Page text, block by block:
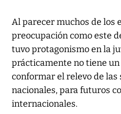
Al parecer muchos de los
preocupación como este
tuvo protagonismo en la
prácticamente no tiene
conformar el relevo de las
nacionales, para futuros
internacionales.